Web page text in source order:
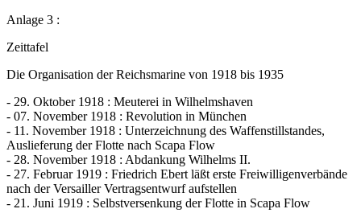
Anlage 3 :
Zeittafel
Die Organisation der Reichsmarine von 1918 bis 1935
- 29. Oktober 1918 : Meuterei in Wilhelmshaven
- 07. November 1918 : Revolution in München
- 11. November 1918 : Unterzeichnung des Waffenstillstandes,
Auslieferung der Flotte nach Scapa Flow
- 28. November 1918 : Abdankung Wilhelms II.
- 27. Februar 1919 : Friedrich Ebert läßt erste Freiwilligenverbände
nach der Versailler Vertragsentwurf aufstellen
- 21. Juni 1919 : Selbstversenkung der Flotte in Scapa Flow